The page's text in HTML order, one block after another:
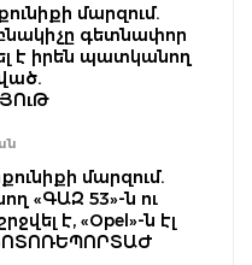
մարզում.
գետնափոր
է իրեն պատկանող
մարզում.
«ԳԱԶ 53»-ն ու
է, «Opel»-ն էլ